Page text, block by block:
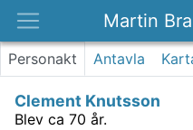
Martin
Platser
Om
Personakt Antavla
Clement Knutsson
Blev ca 70 år.